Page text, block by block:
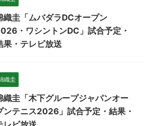
織圭「ムバダラDCオープン
・ワシントンDC」試合予定・
果・テレビ放送
織圭
織圭「木下グループジャパンオー
ンテニス2026」試合予定・結果・